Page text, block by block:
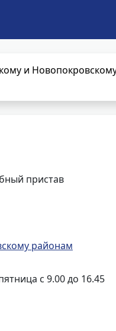
и
пристав
районам
с 9.00 до 16.45